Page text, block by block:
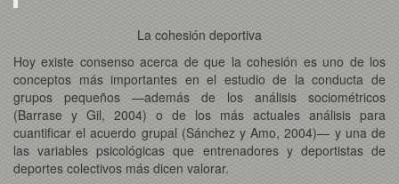
La cohesión deportiva
Hoy existe consenso acerca de que la cohesión es uno de los
conceptos más importantes en el estudio de la conducta de
grupos pequeños —además de los análisis sociométricos
(Barrase y Gil, 2004) o de los más actuales análisis para
cuantificar el acuerdo grupal (Sánchez y Amo, 2004)— y una de
las variables psicológicas que entrenadores y deportistas de
deportes colectivos más dicen valorar.